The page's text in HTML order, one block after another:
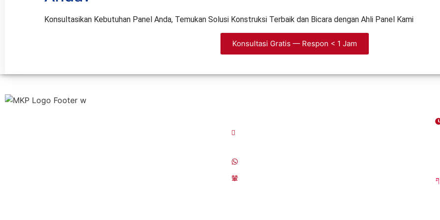
Konsultasikan Kebutuhan Panel Anda, Temukan Solusi Konstruksi Terbaik dan Bicara dengan Ahli Panel Kami
Konsultasi Gratis — Respon < 1 Jam